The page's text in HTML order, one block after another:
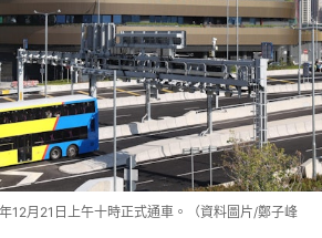
12月21日上午十時正式通車。（資料圖片/鄭子峰